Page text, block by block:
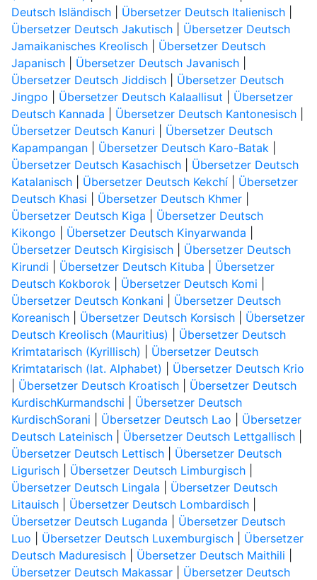
Deutsch Isländisch| Übersetzer Deutsch Italienisch|
Übersetzer Deutsch Jakutisch| Übersetzer Deutsch
Jamaikanisches Kreolisch| Übersetzer Deutsch
Japanisch| Übersetzer Deutsch Javanisch|
Übersetzer Deutsch Jiddisch| Übersetzer Deutsch
Jingpo
Übersetzer Deutsch Kalaallisut
Übersetzer
Deutsch Kannada
Übersetzer Deutsch Kantonesisch|
Übersetzer Deutsch Kanuri
Übersetzer Deutsch
Kapampangan| Übersetzer Deutsch Karo-Batak|
Übersetzer Deutsch Kasachisch| Übersetzer Deutsch
Katalanisch| Übersetzer Deutsch Kekchí| Übersetzer
Deutsch Khasi
Übersetzer Deutsch Khmer|
Übersetzer Deutsch Kiga
Übersetzer Deutsch
Kikongo
Übersetzer Deutsch Kinyarwanda
Übersetzer Deutsch Kirgisisch| Übersetzer Deutsch
Kirundi
Übersetzer Deutsch Kituba
Übersetzer
Deutsch Kokborok| Übersetzer Deutsch Komi
Übersetzer Deutsch Konkani
Übersetzer Deutsch
Koreanisch| Übersetzer Deutsch Korsisch| Übersetzer
Deutsch Kreolisch (Mauritius)
Übersetzer Deutsch
Krimtatarisch (Kyrillisch)
Übersetzer Deutsch
Krimtatarisch (lat. Alphabet)
Übersetzer Deutsch Krio
Übersetzer Deutsch Kroatisch| Übersetzer Deutsch
KurdischKurmandschi
Übersetzer Deutsch
KurdischSorani
Übersetzer Deutsch Lao
Übersetzer
Deutsch Lateinisch| Übersetzer Deutsch Lettgallisch|
Übersetzer Deutsch Lettisch| Übersetzer Deutsch
Ligurisch| Übersetzer Deutsch Limburgisch|
Übersetzer Deutsch Lingala
Übersetzer Deutsch
Litauisch| Übersetzer Deutsch Lombardisch|
Übersetzer Deutsch Luganda
Übersetzer Deutsch
Luo
Übersetzer Deutsch Luxemburgisch| Übersetzer
Deutsch Maduresisch| Übersetzer Deutsch Maithili
Übersetzer Deutsch Makassar| Übersetzer Deutsch